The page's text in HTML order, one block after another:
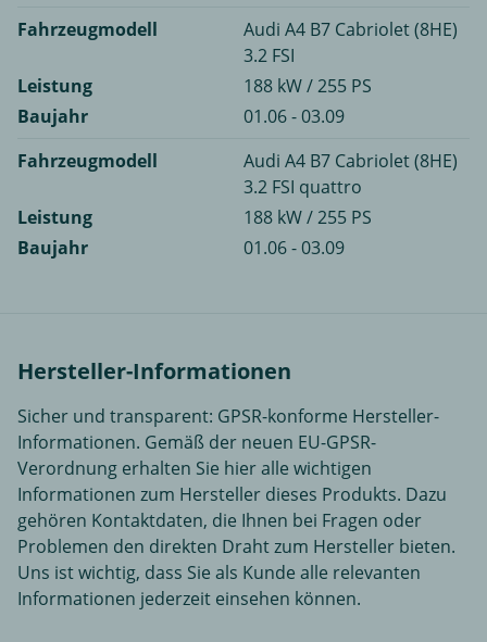
Fahrzeugmodell
Audi A4 B7 Cabriolet (8HE)
3.2 FSI
Leistung
188 kW / 255 PS
Baujahr
01.06 - 03.09
Fahrzeugmodell
Audi A4 B7 Cabriolet (8HE)
3.2 FSI quattro
Leistung
188 kW / 255 PS
Baujahr
01.06 - 03.09
Hersteller-Informationen
Sicher und transparent: GPSR-konforme Hersteller-
Informationen. Gemäß der neuen EU-GPSR-
Verordnung erhalten Sie hier alle wichtigen
Informationen zum Hersteller dieses Produkts. Dazu
gehören Kontaktdaten, die Ihnen bei Fragen oder
Problemen den direkten Draht zum Hersteller bieten.
Uns ist wichtig, dass Sie als Kunde alle relevanten
Informationen jederzeit einsehen können.